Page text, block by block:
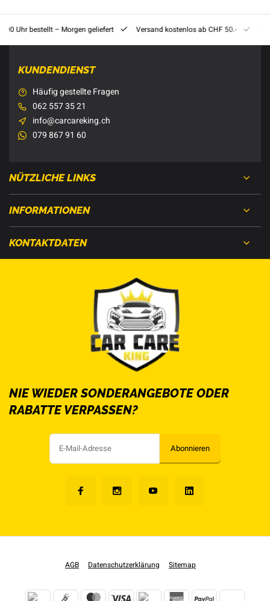
Uhr bestellt – Morgen geliefert Versand kostenlos ab CHF 50.-
KUNDENDIENST
Häufig gestellte Fragen
062 557 35 21
info@carcareking.ch
079 867 91 60
NÜTZLICHE LINKS
INFORMATIONEN
KONTAKTDATEN
NIE WIEDER SONDERANGEBOTE ODER
RABATTE VERPASSEN?
Abonnieren
AGB Datenschutzerklärung Sitemap